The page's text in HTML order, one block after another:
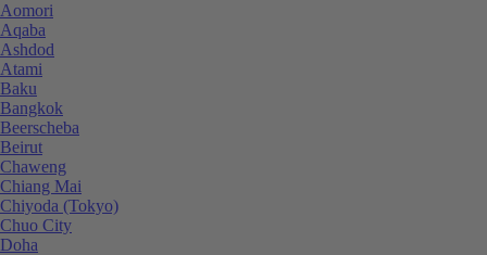
Aomori
Aqaba
Ashdod
Atami
Baku
Bangkok
Beerscheba
Beirut
Chaweng
Chiang Mai
Chiyoda (Tokyo)
Chuo City
Doha